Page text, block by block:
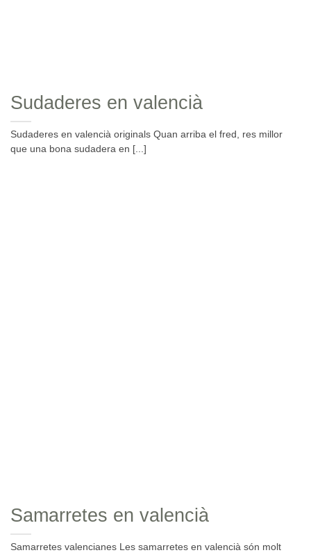
Sudaderes en valencià
Sudaderes en valencià originals Quan arriba el fred, res millor
que una bona sudadera en [...]
Samarretes en valencià
Samarretes valencianes Les samarretes en valencià són molt